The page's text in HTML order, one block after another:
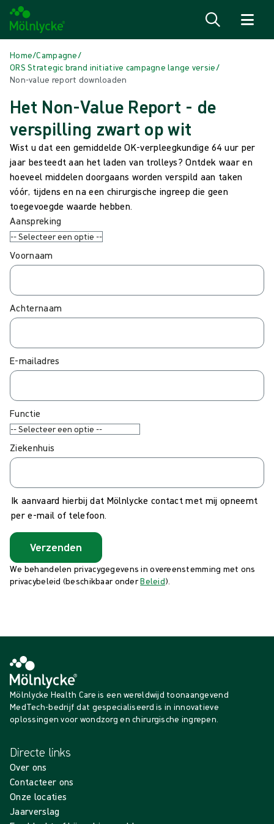
Home/Campagne/
ORS Strategic brand initiative campagne lange versie/
Non-value report downloaden
Het Non-Value Report - de
verspilling zwart op wit
Wist u dat een gemiddelde OK-verpleegkundige 64 uur per
jaar besteedt aan het laden van trolleys? Ontdek waar en
hoeveel middelen doorgaans worden verspild aan taken
vóór, tijdens en na een chirurgische ingreep die geen
toegevoegde waarde hebben.
Aanspreking
Voornaam
Achternaam
E-mailadres
Functie
Ziekenhuis
Ik aanvaard hierbij dat Mölnlycke contact met mij opneemt
per e-mail of telefoon.
Verzenden
We behandelen privacygegevens in overeenstemming met ons
privacybeleid (beschikbaar onderBeleid).
Mölnlycke Health Care is een wereldwijd toonaangevend
MedTech-bedrijf dat gespecialiseerd is in innovatieve
oplossingen voor wondzorg en chirurgische ingrepen.
Directe links
Over ons
Contacteer ons
Onze locaties
Jaarverslag